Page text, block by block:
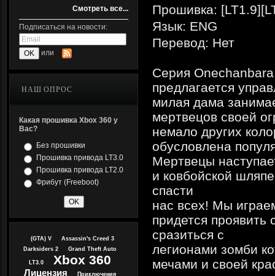
Смотреть все...
Подписаться на новости:
или
НАШ ОПРОС
Какая прошивка Xbox 360 у
Вас?
Без прошивки
Прошивка привода LT3.0
Прошивка привода LT2.0
Фрибут (Freeboot)
(GTA) V
Assassin's Creed 3
Darksiders 2
Grand Theft Auto
LT3.0 Xbox 360
Лицензия Приключения
Прошивка:
Язык: ENG
Перевод: Нет
Серия
предлагается
милая дама
мертвецов своей
немало других
обусловлена
Мертвецы
и ковбойской
спасти
нас всех! Мы
придется
сразиться с
легионами зомби
мечами и своей